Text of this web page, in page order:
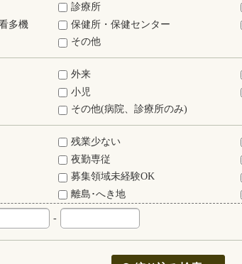
診療所
多機
保健所・保健センター
その他
外来
小児
その他(病院、診療所のみ)
残業少ない
夜勤専従
募集領域未経験OK
離島･へき地
-